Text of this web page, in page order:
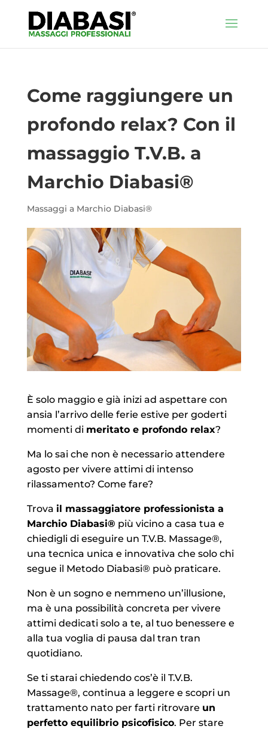
Come raggiungere un
profondo relax? Con il
massaggio T.V.B. a
Marchio Diabasi®
Massaggi a Marchio Diabasi®
È solo maggio e già inizi ad aspettare con
ansia l’arrivo delle ferie estive per goderti
momenti di meritato e profondo relax?
Ma lo sai che non è necessario attendere
agosto per vivere attimi di intenso
rilassamento? Come fare?
Trova il massaggiatore professionista a
Marchio Diabasi® più vicino a casa tua e
chiedigli di eseguire un T.V.B. Massage®,
una tecnica unica e innovativa che solo chi
segue il Metodo Diabasi® può praticare.
Non è un sogno e nemmeno un’illusione,
ma è una possibilità concreta per vivere
attimi dedicati solo a te, al tuo benessere e
alla tua voglia di pausa dal tran tran
quotidiano.
Se ti starai chiedendo cos’è il T.V.B.
Massage®, continua a leggere e scopri un
trattamento nato per farti ritrovare un
perfetto equilibrio psicofisico. Per stare